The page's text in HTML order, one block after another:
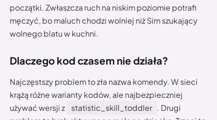
początki. Zwłaszcza ruch na niskim poziomie potrafi
męczyć, bo maluch chodzi wolniej niż Sim szukający
wolnego blatu w kuchni.
Dlaczego kod czasem nie działa?
Najczęstszy problem to zła nazwa komendy. W sieci
krążą różne warianty kodów, ale najbezpieczniej
używać wersji z
statistic_skill_toddler . Drugi